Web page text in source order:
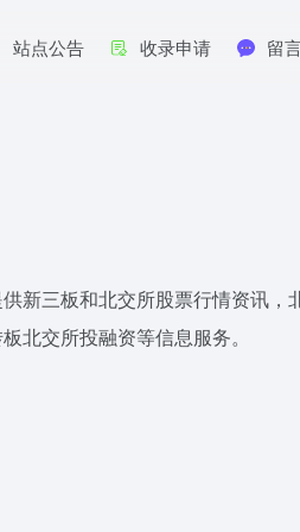
站点公告 收录申请 留
新三板和北交所股票行情资讯，
北交所投融资等信息服务。